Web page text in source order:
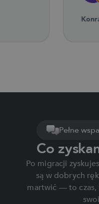
Konrad Dziekan
Pełne
Co
Po migracji
są w dobrych
martwić — to czas,